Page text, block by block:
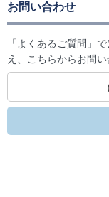
お問い合わせ
「よくあるご質問」
え、こちらからお問い